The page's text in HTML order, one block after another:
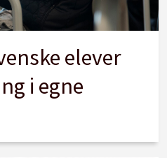
elever
i egne